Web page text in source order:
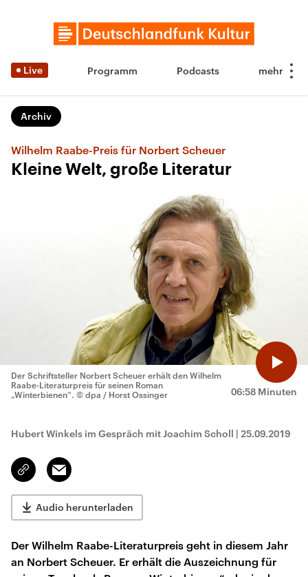
Live Programm Podcasts
Archiv
Wilhelm Raabe-Preis für Norbert Scheuer
Kleine Welt, große Literatur
06:58 Minuten
Der Schriftsteller Norbert Scheuer erhält den Wilhelm
Raabe-Literaturpreis für seinen Roman
„Winterbienen“. © dpa / Horst Ossinger
Hubert Winkels im Gespräch mit Joachim Scholl | 25.09.2019
Link
kopieren/teilen
Email
Audio herunterladen
Der Wilhelm Raabe-Literaturpreis geht in diesem Jahr
an Norbert Scheuer. Er erhält die Auszeichnung für